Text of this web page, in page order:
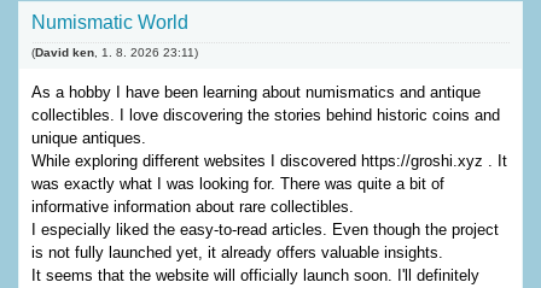
Numismatic World
(David ken 1. 8. 2026 23:11)
As a hobby I have been learning about numismatics and antique
collectibles. I love discovering the stories behind historic coins and
unique antiques.
While exploring different websites I discovered https://groshi.xyz . It
was exactly what I was looking for. There was quite a bit of
informative information about rare collectibles.
I especially liked the easy-to-read articles. Even though the project
is not fully launched yet, it already offers valuable insights.
It seems that the website will officially launch soon. I'll definitely